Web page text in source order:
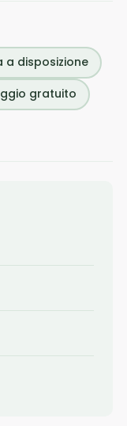
a disposizione
gratuito